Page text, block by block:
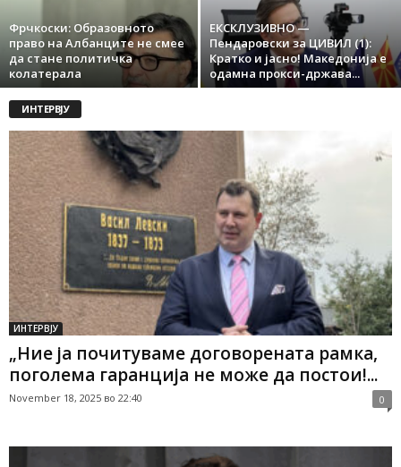
Фрчкоски: Образовното
право на Албанците не смее
да стане политичка
колатерала
ЕКСКЛУЗИВНО —
Пендаровски за ЦИВИЛ (1):
Кратко и јасно! Македонија е
одамна прокси-држава...
ИНТЕРВЈУ
ИНТЕРВЈУ
„Ние ја почитуваме договорената рамка,
поголема гаранција не може да постои!...
November 18, 2025 во 22:40 0